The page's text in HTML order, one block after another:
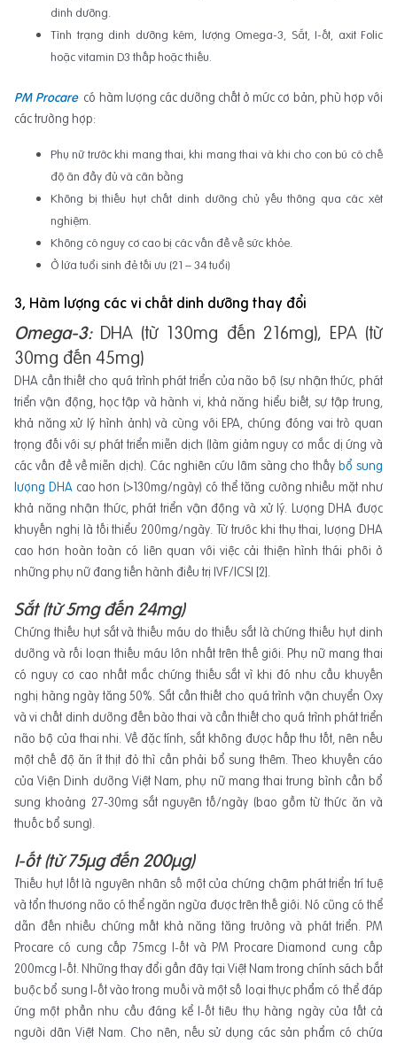
dinh dưỡng.
Tình trạng dinh dưỡng kém, lượng Omega-3, Sắt, I-ốt, axit Folic
hoặc vitamin D3 thấp hoặc thiếu.
PM Procare có hàm lượng các dưỡng chất ở mức cơ bản, phù hợp với
các trường hợp:
Phụ nữ trước khi mang thai, khi mang thai và khi cho con bú có chế
độ ăn đầy đủ và cân bằng
Không bị thiếu hụt chất dinh dưỡng chủ yếu thông qua các xét
nghiệm.
Không có nguy cơ cao bị các vấn đề về sức khỏe.
Ở lứa tuổi sinh đẻ tối ưu (21 – 34 tuổi)
3, Hàm lượng các vi chất dinh dưỡng thay đổi
Omega-3:DHA (từ 130mg đến 216mg), EPA (từ
30mg đến 45mg)
DHA cần thiết cho quá trình phát triển của não bộ (sự nhận thức, phát
triển vận động, học tập và hành vi, khả năng hiểu biết, sự tập trung,
khả năng xử lý hình ảnh) và cùng với EPA, chúng đóng vai trò quan
trọng đối với sự phát triển miễn dịch (làm giảm nguy cơ mắc dị ứng và
các vấn đề về miễn dịch). Các nghiên cứu lâm sàng cho thấybổ sung
lượng DHAcao hơn (>130mg/ngày) có thể tăng cường nhiều mặt như
khả năng nhận thức, phát triển vận động và xử lý. Lượng DHA được
khuyến nghị là tối thiểu 200mg/ngày. Từ trước khi thụ thai, lượng DHA
cao hơn hoàn toàn có liên quan với việc cải thiện hình thái phôi ở
những phụ nữ đang tiến hành điều trị IVF/ICSI [2].
Sắt (từ 5mg đến 24mg)
Chứng thiếu hụt sắt và thiếu máu do thiếu sắt là chứng thiếu hụt dinh
dưỡng và rối loạn thiếu máu lớn nhất trên thế giới. Phụ nữ mang thai
có nguy cơ cao nhất mắc chứng thiếu sắt vì khi đó nhu cầu khuyến
nghị hàng ngày tăng 50%. Sắt cần thiết cho quá trình vận chuyển Oxy
và vi chất dinh dưỡng đến bào thai và cần thiết cho quá trình phát triển
não bộ của thai nhi. Về đặc tính, sắt không được hấp thu tốt, nên nếu
một chế độ ăn ít thịt đỏ thì cần phải bổ sung thêm. Theo khuyến cáo
của Viện Dinh dưỡng Việt Nam, phụ nữ mang thai trung bình cần bổ
sung khoảng 27-30mg sắt nguyên tố/ngày (bao gồm từ thức ăn và
thuốc bổ sung).
I-ốt (từ 75μg đến 200μg)
Thiếu hụt Iốt là nguyên nhân số một của chứng chậm phát triển trí tuệ
và tổn thương não có thể ngăn ngừa được trên thế giới. Nó cũng có thể
dẫn đến nhiều chứng mất khả năng tăng trưởng và phát triển. PM
Procare có cung cấp 75mcg I-ốt và PM Procare Diamond cung cấp
200mcg I-ốt. Những thay đổi gần đây tại Việt Nam trong chính sách bắt
buộc bổ sung I-ốt vào trong muối và một số loại thực phẩm có thể đáp
ứng một phần nhu cầu đáng kể I-ốt tiêu thụ hàng ngày của tất cả
người dân Việt Nam. Cho nên, nếu sử dụng các sản phẩm có chứa